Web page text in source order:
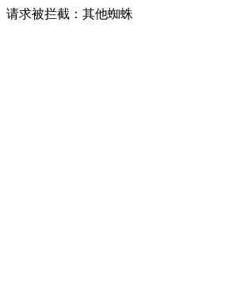
请求被拦截：其他蜘蛛